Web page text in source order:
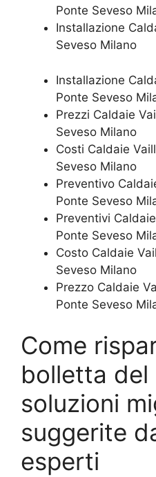
Ponte Seveso
Installazione
Seveso Milano
Installazione
Ponte Seveso
Prezzi Caldaie
Seveso Milano
Costi Caldaie
Seveso Milano
Preventivo
Ponte Seveso
Preventivi
Ponte Seveso
Costo Caldaie
Seveso Milano
Prezzo Caldaie
Ponte Seveso
Come
bolletta del
soluzioni
suggerite
esperti